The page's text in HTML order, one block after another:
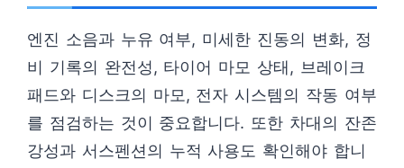
엔진 소음과 누유 여부, 미세한 진동의 변화, 정
비 기록의 완전성, 타이어 마모 상태, 브레이크
패드와 디스크의 마모, 전자 시스템의 작동 여부
를 점검하는 것이 중요합니다. 또한 차대의 잔존
강성과 서스펜션의 누적 사용도 확인해야 합니